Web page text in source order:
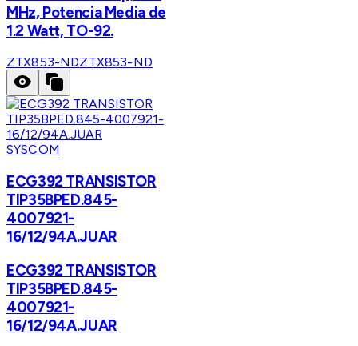
MHz, Potencia Media de
1.2 Watt, TO-92.
ZTX853-NDZTX853-ND
SYSCOM
ECG392 TRANSISTOR
TIP35BPED.845-
4007921-
16/12/94A.JUAR
ECG392 TRANSISTOR
TIP35BPED.845-
4007921-
16/12/94A.JUAR